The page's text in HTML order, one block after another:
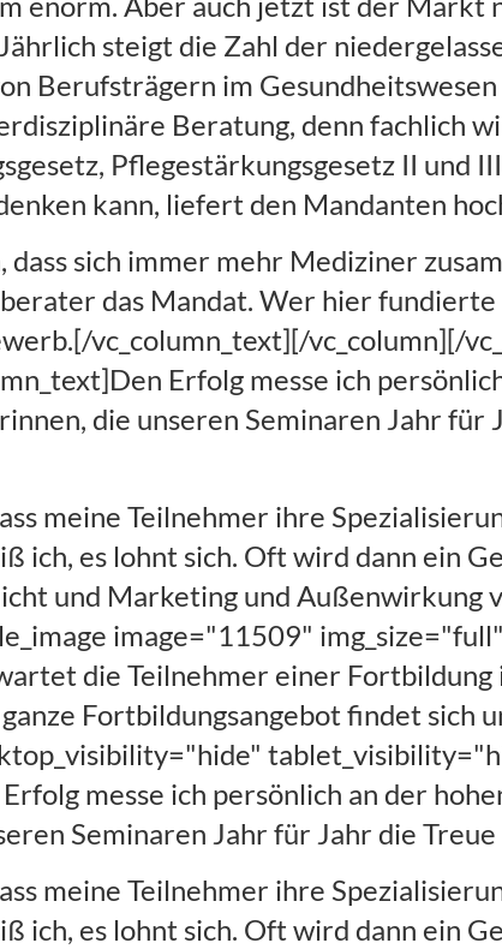
steigt die Zahl der
Berufsträgern im
Beratung, denn fachlich
Pflegestärkungsgesetz II und
kann, liefert den Mandanten
dass sich immer mehr Mediziner
das Mandat. Wer hier
vc_column_text][/vc_column][/
Erfolg messe ich
die unseren Seminaren Jahr
meine Teilnehmer ihre
ich, es lohnt sich. Oft wird dann ein
und Marketing und Außenwirkung
image="11509"
die Teilnehmer einer
Fortbildungsangebot findet sich
messe ich persönlich an der
Seminaren Jahr für Jahr die
meine Teilnehmer ihre
ich, es lohnt sich. Oft wird dann ein